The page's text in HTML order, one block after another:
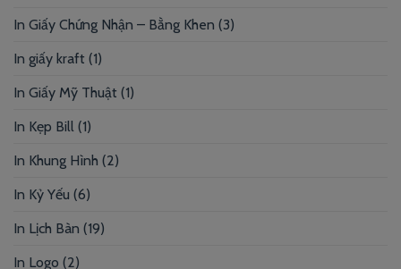
In Giấy Chứng Nhận – Bằng Khen (3)
In giấy kraft (1)
In Giấy Mỹ Thuật (1)
In Kẹp Bill (1)
In Khung Hình (2)
In Kỷ Yếu (6)
In Lịch Bàn (19)
In Logo (2)